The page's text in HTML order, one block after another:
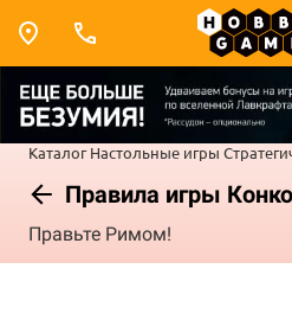
Каталог Настольные игры
Правила игры
Правьте Римом!